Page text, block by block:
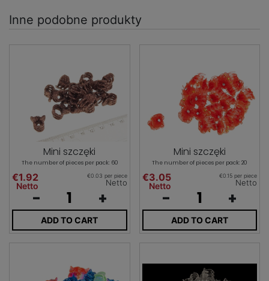
Inne podobne produkty
Mini szczęki
The number of pieces per pack: 60
€1.92
Netto
€0.03 per piece
Netto
- +
ADD TO CART
Mini szczęki
The number of pieces per pack: 20
€3.05
Netto
€0.15 per piece
Netto
- +
ADD TO CART